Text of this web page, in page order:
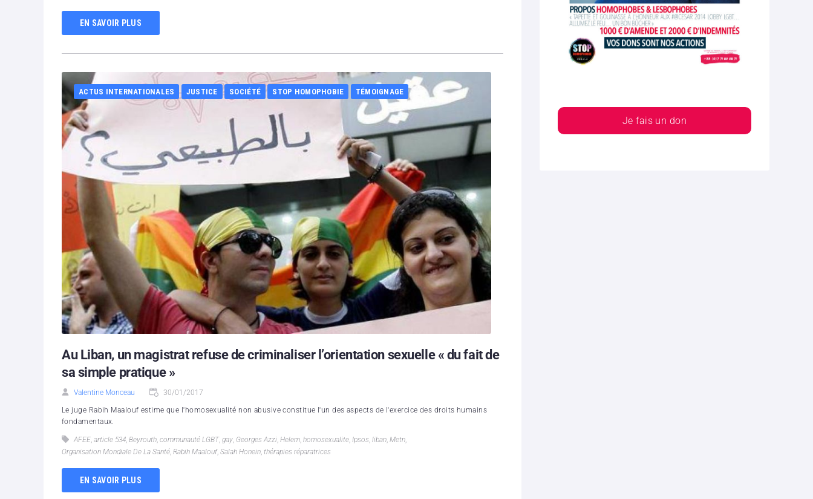
EN SAVOIR PLUS
ACTUS INTERNATIONALES JUSTICE SOCIÉTÉ STOP HOMOPHOBIE TÉMOIGNAGE
Au Liban, un magistrat refuse de criminaliser l’orientation sexuelle « du fait de
sa simple pratique »
Valentine Monceau 30/01/2017
Le juge Rabih Maalouf estime que l'homosexualité non abusive constitue l'un des aspects de l'exercice des droits humains
fondamentaux.
AFEE, article 534, Beyrouth, communauté LGBT, gay, Georges Azzi, Helem, homosexualite, Ipsos, liban, Metn,
Organisation Mondiale De La Santé, Rabih Maalouf, Salah Honein, thérapies réparatrices
EN SAVOIR PLUS
Je fais un don